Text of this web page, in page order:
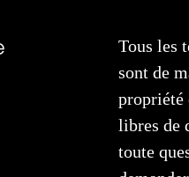
Tous les
sont de
propriété
libres de
toute